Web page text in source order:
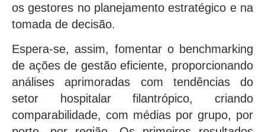
os gestores no planejamento estratégico e na
tomada de decisão.
Espera-se, assim, fomentar o benchmarking
de ações de gestão eficiente, proporcionando
análises aprimoradas com tendências do
setor hospitalar filantrópico, criando
comparabilidade, com médias por grupo, por